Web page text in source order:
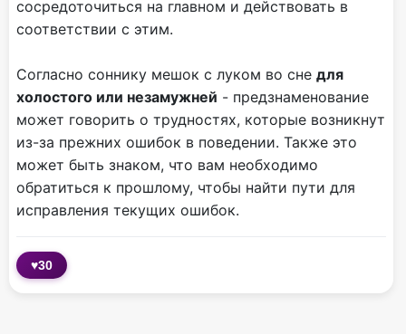
сосредоточиться на главном и действовать в
соответствии с этим.
Согласно соннику мешок с луком во сне для
холостого или незамужней - предзнаменование
может говорить о трудностях, которые возникнут
из-за прежних ошибок в поведении. Также это
может быть знаком, что вам необходимо
обратиться к прошлому, чтобы найти пути для
исправления текущих ошибок.
♥30